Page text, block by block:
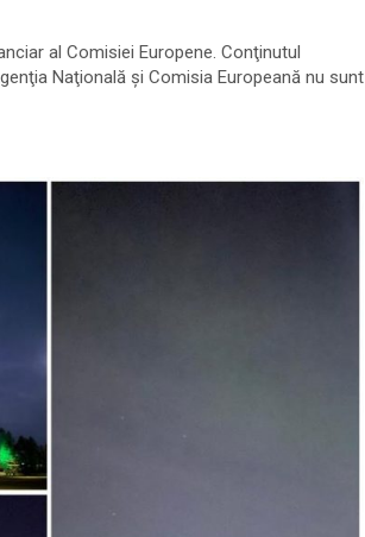
al Comisiei Europene. Conţinutul
Naţională şi Comisia Europeană nu sunt